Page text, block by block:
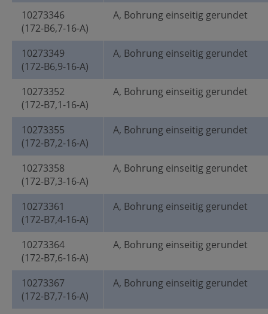
10273346
(172-B6,7-16-A)
A, Bohrung einseitig gerundet
10273349
(172-B6,9-16-A)
A, Bohrung einseitig gerundet
10273352
(172-B7,1-16-A)
A, Bohrung einseitig gerundet
10273355
(172-B7,2-16-A)
A, Bohrung einseitig gerundet
10273358
(172-B7,3-16-A)
A, Bohrung einseitig gerundet
10273361
(172-B7,4-16-A)
A, Bohrung einseitig gerundet
10273364
(172-B7,6-16-A)
A, Bohrung einseitig gerundet
10273367
(172-B7,7-16-A)
A, Bohrung einseitig gerundet